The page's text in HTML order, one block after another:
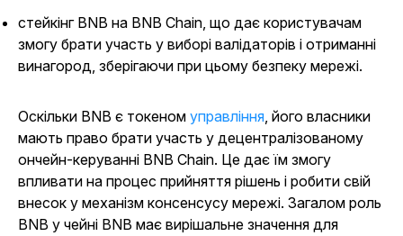
стейкінг BNB на BNB Chain, що дає користувачам
змогу брати участь у виборі валідаторів і отриманні
винагород, зберігаючи при цьому безпеку мережі.
Оскільки BNB є токеном управління, його власники
мають право брати участь у децентралізованому
ончейн-керуванні BNB Chain. Це дає їм змогу
впливати на процес прийняття рішень і робити свій
внесок у механізм консенсусу мережі. Загалом роль
BNB у чейні BNB має вирішальне значення для